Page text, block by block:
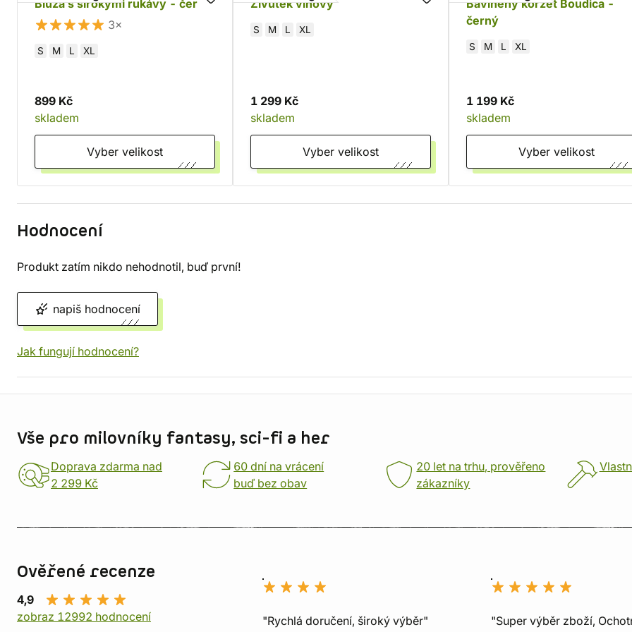
Blůza s širokými rukávy - černá
3×
S M L XL
899 Kč
skladem
Vyber velikost
Živůtek vínový
S M L XL
1 299 Kč
skladem
Vyber velikost
Bavlněný korzet Boudica -
černý
S M L XL
1 199 Kč
skladem
Vyber velikost
Hodnocení
Produkt zatím nikdo nehodnotil, buď první!
napiš hodnocení
Jak fungují hodnocení?
Vše pro milovníky fantasy, sci-fi a her
Doprava zdarma nad
2 299 Kč
60 dní na vrácení
buď bez obav
20 let na trhu, prověřeno
zákazníky
Ověřené recenze
4,9
zobraz 12992 hodnocení
"Rychlá doručení, široký výběr"
"Super výběr zboží,